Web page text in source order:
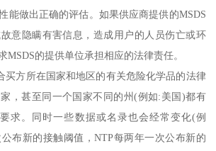
能做出正确的评估。如果供应商提供的MSDS
意隐瞒有害信息，造成用户的人员伤亡或环
MSDS的提供单位承担相应的法律责任。
买方所在国家和地区的有关危险化学品的法律
，甚至同一个国家不同的州(例如:美国)都有
求。同时一些数据或名录也会经常变化(例
布新的接触阈值，NTP每两年一次公布新的